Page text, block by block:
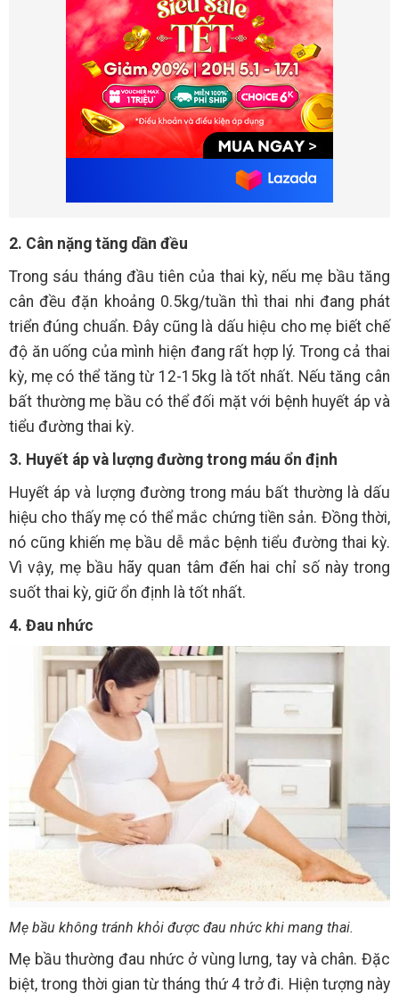
2. Cân nặng tăng dần đều
Trong sáu tháng đầu tiên của thai kỳ, nếu mẹ bầu tăng
cân đều đặn khoảng 0.5kg/tuần thì thai nhi đang phát
triển đúng chuẩn. Đây cũng là dấu hiệu cho mẹ biết chế
độ ăn uống của mình hiện đang rất hợp lý. Trong cả thai
kỳ, mẹ có thể tăng từ 12-15kg là tốt nhất. Nếu tăng cân
bất thường mẹ bầu có thể đối mặt với bệnh huyết áp và
tiểu đường thai kỳ.
3. Huyết áp và lượng đường trong máu ổn định
Huyết áp và lượng đường trong máu bất thường là dấu
hiệu cho thấy mẹ có thể mắc chứng tiền sản. Đồng thời,
nó cũng khiến mẹ bầu dễ mắc bệnh tiểu đường thai kỳ.
Vì vậy, mẹ bầu hãy quan tâm đến hai chỉ số này trong
suốt thai kỳ, giữ ổn định là tốt nhất.
4. Đau nhức
Mẹ bầu không tránh khỏi được đau nhức khi mang thai.
Mẹ bầu thường đau nhức ở vùng lưng, tay và chân. Đặc
biệt, trong thời gian từ tháng thứ 4 trở đi. Hiện tượng này